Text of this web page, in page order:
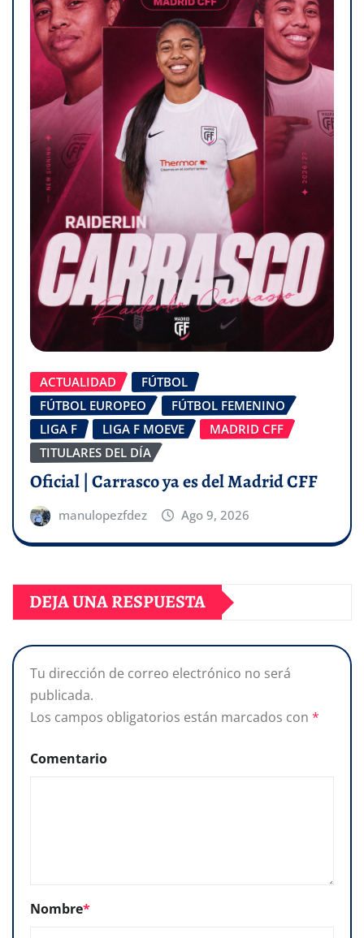
ACTUALIDAD
FÚTBOL
FÚTBOL EUROPEO
FÚTBOL FEMENINO
LIGA F
LIGA F MOEVE
MADRID CFF
TITULARES DEL DÍA
Oficial | Carrasco ya es del Madrid CFF
manulopezfdez Ago 9, 2026
DEJA UNA RESPUESTA
Tu dirección de correo electrónico no será
publicada.
Los campos obligatorios están marcados con *
Comentario
Nombre*